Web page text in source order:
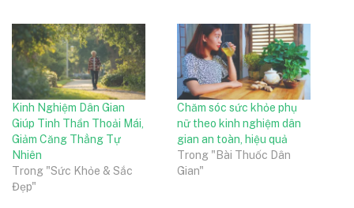
Kinh Nghiệm Dân Gian
Giúp Tinh Thần Thoải Mái,
Giảm Căng Thẳng Tự
Nhiên
Trong "Sức Khỏe & Sắc
Đẹp"
Chăm sóc sức khỏe phụ
nữ theo kinh nghiệm dân
gian an toàn, hiệu quả
Trong "Bài Thuốc Dân
Gian"